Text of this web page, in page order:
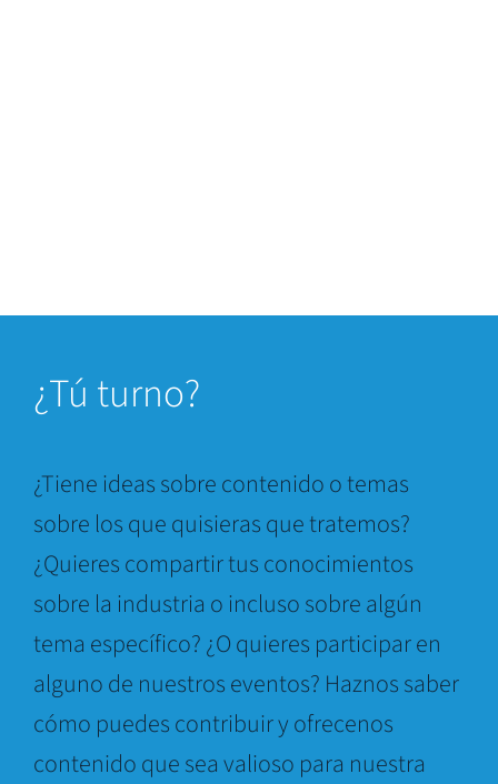
¿Tú turno?
¿Tiene ideas sobre contenido o temas
sobre los que quisieras que tratemos?
¿Quieres compartir tus conocimientos
sobre la industria o incluso sobre algún
tema específico? ¿O quieres participar en
alguno de nuestros eventos? Haznos saber
cómo puedes contribuir y ofrecenos
contenido que sea valioso para nuestra